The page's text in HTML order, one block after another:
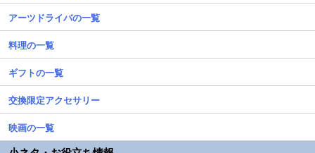
アーツドライバの一覧
料理の一覧
ギフトの一覧
交換限定アクセサリー
映画の一覧